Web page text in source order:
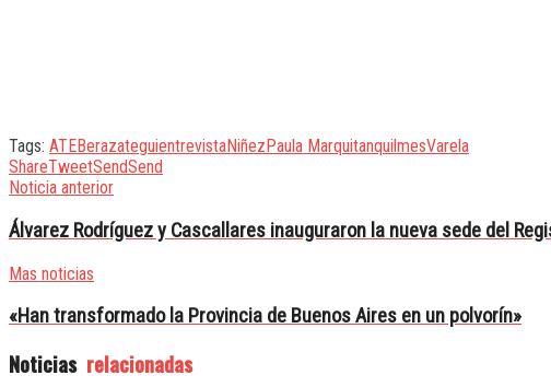
Tags: ATEBerazateguientrevistaNiñez Paula MarquitanquilmesVarela
ShareTweetSendSend
Noticia anterior
Álvarez Rodríguez y Cascallares inauguraron la nueva sede del
Mas noticias
«Han transformado la Provincia de Buenos Aires en un polvorín»
Noticias relacionadas